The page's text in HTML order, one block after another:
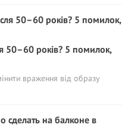
50–60 років? 5 помилок,
враження від образу